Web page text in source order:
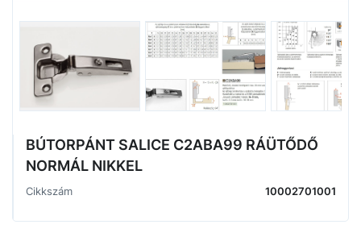
BÚTORPÁNT SALICE C2ABA99 RÁÜTŐDŐ
NORMÁL NIKKEL
Cikkszám 10002701001